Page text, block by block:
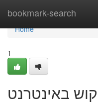
bookmark-search
Home
Home
1
באינטרנט